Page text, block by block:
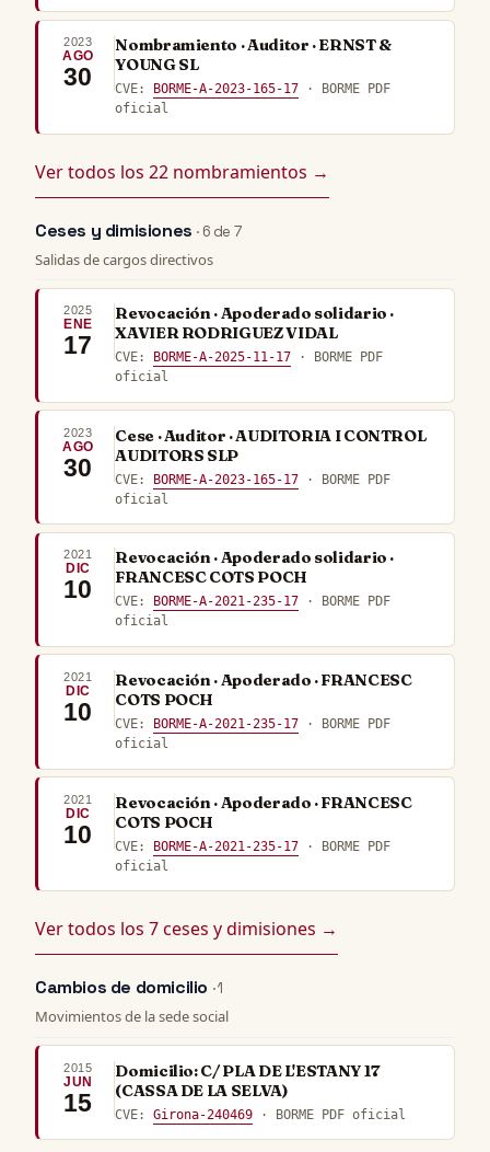
2023
AGO
30
Nombramiento · Auditor · ERNST &
YOUNG SL
CVE: BORME-A-2023-165-17 · BORME PDF
oficial
Ver todos los 22 nombramientos →
Ceses y dimisiones · 6 de 7
Salidas de cargos directivos
2025
ENE
17
Revocación · Apoderado solidario ·
XAVIER RODRIGUEZ VIDAL
CVE: BORME-A-2025-11-17 · BORME PDF
oficial
2023
AGO
30
Cese · Auditor · AUDITORIA I CONTROL
AUDITORS SLP
CVE: BORME-A-2023-165-17 · BORME PDF
oficial
2021
DIC
10
Revocación · Apoderado solidario ·
FRANCESC COTS POCH
CVE: BORME-A-2021-235-17 · BORME PDF
oficial
2021
DIC
10
Revocación · Apoderado · FRANCESC
COTS POCH
CVE: BORME-A-2021-235-17 · BORME PDF
oficial
2021
DIC
10
Revocación · Apoderado · FRANCESC
COTS POCH
CVE: BORME-A-2021-235-17 · BORME PDF
oficial
Ver todos los 7 ceses y dimisiones →
Cambios de domicilio · 1
Movimientos de la sede social
2015
JUN
15
Domicilio: C/ PLA DE L'ESTANY 17
(CASSA DE LA SELVA)
CVE:Girona-240469 · BORME PDF oficial